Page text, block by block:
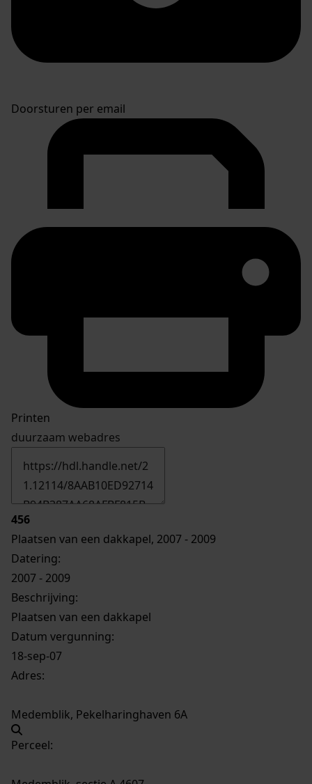
Doorsturen per email
Printen
duurzaam webadres
456
Plaatsen van een dakkapel, 2007 - 2009
Datering:
2007 - 2009
Beschrijving:
Plaatsen van een dakkapel
Datum vergunning:
18-sep-07
Adres:
Medemblik, Pekelharinghaven 6A
Perceel: